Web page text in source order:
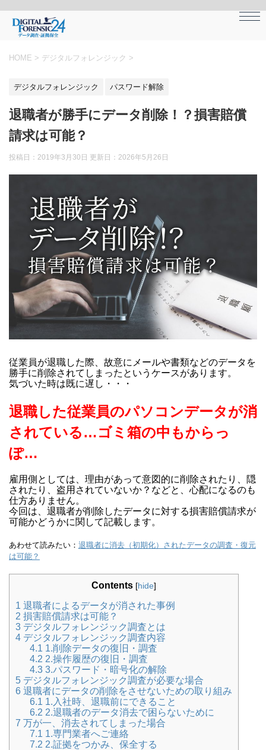
HOME > デジタルフォレンジック >
デジタルフォレンジック パスワード解除
退職者が勝手にデータ削除！？損害賠償
請求は可能？
投稿日：2019年3月30日 更新日： 2026年5月26日
従業員が退職した際、故意にメールや書類などのデータを
勝手に削除されてしまったというケースがあります。
気づいた時は既に遅し・・・
退職した従業員のパソコンデータが消
されている…ゴミ箱の中もからっ
ぽ…
雇用側としては、理由があって意図的に削除されたり、隠
されたり、盗用されていないか？などと、心配になるのも
仕方ありません。
今回は、退職者が削除したデータに対する損害賠償請求が
可能かどうかに関して記載します。
あわせて読みたい： 退職者に消去（初期化）されたデータの調査・復元
は可能？
Contents [hide]
1 退職者によるデータが消された事例
2 損害賠償請求は可能？
3 デジタルフォレンジック調査とは
4 デジタルフォレンジック調査内容
4.1 1.削除データの復旧・調査
4.2 2.操作履歴の復旧・調査
4.3 3.パスワード・暗号化の解除
5 デジタルフォレンジック調査が必要な場合
6 退職者にデータの削除をさせないための取り組み
6.1 1.入社時、退職前にできること
6.2 2.退職者のデータ消去で困らないために
7 万が一、消去されてしまった場合
7.1 1.専門業者へご連絡
7.2 2.証拠をつかみ、保全する